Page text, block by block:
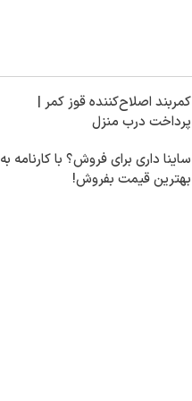
کمربند اصلاح‌کننده قوز کمر |
پرداخت درب منزل
ساینا داری برای فروش؟ با کارنامه به
بهترین قیمت بفروش!